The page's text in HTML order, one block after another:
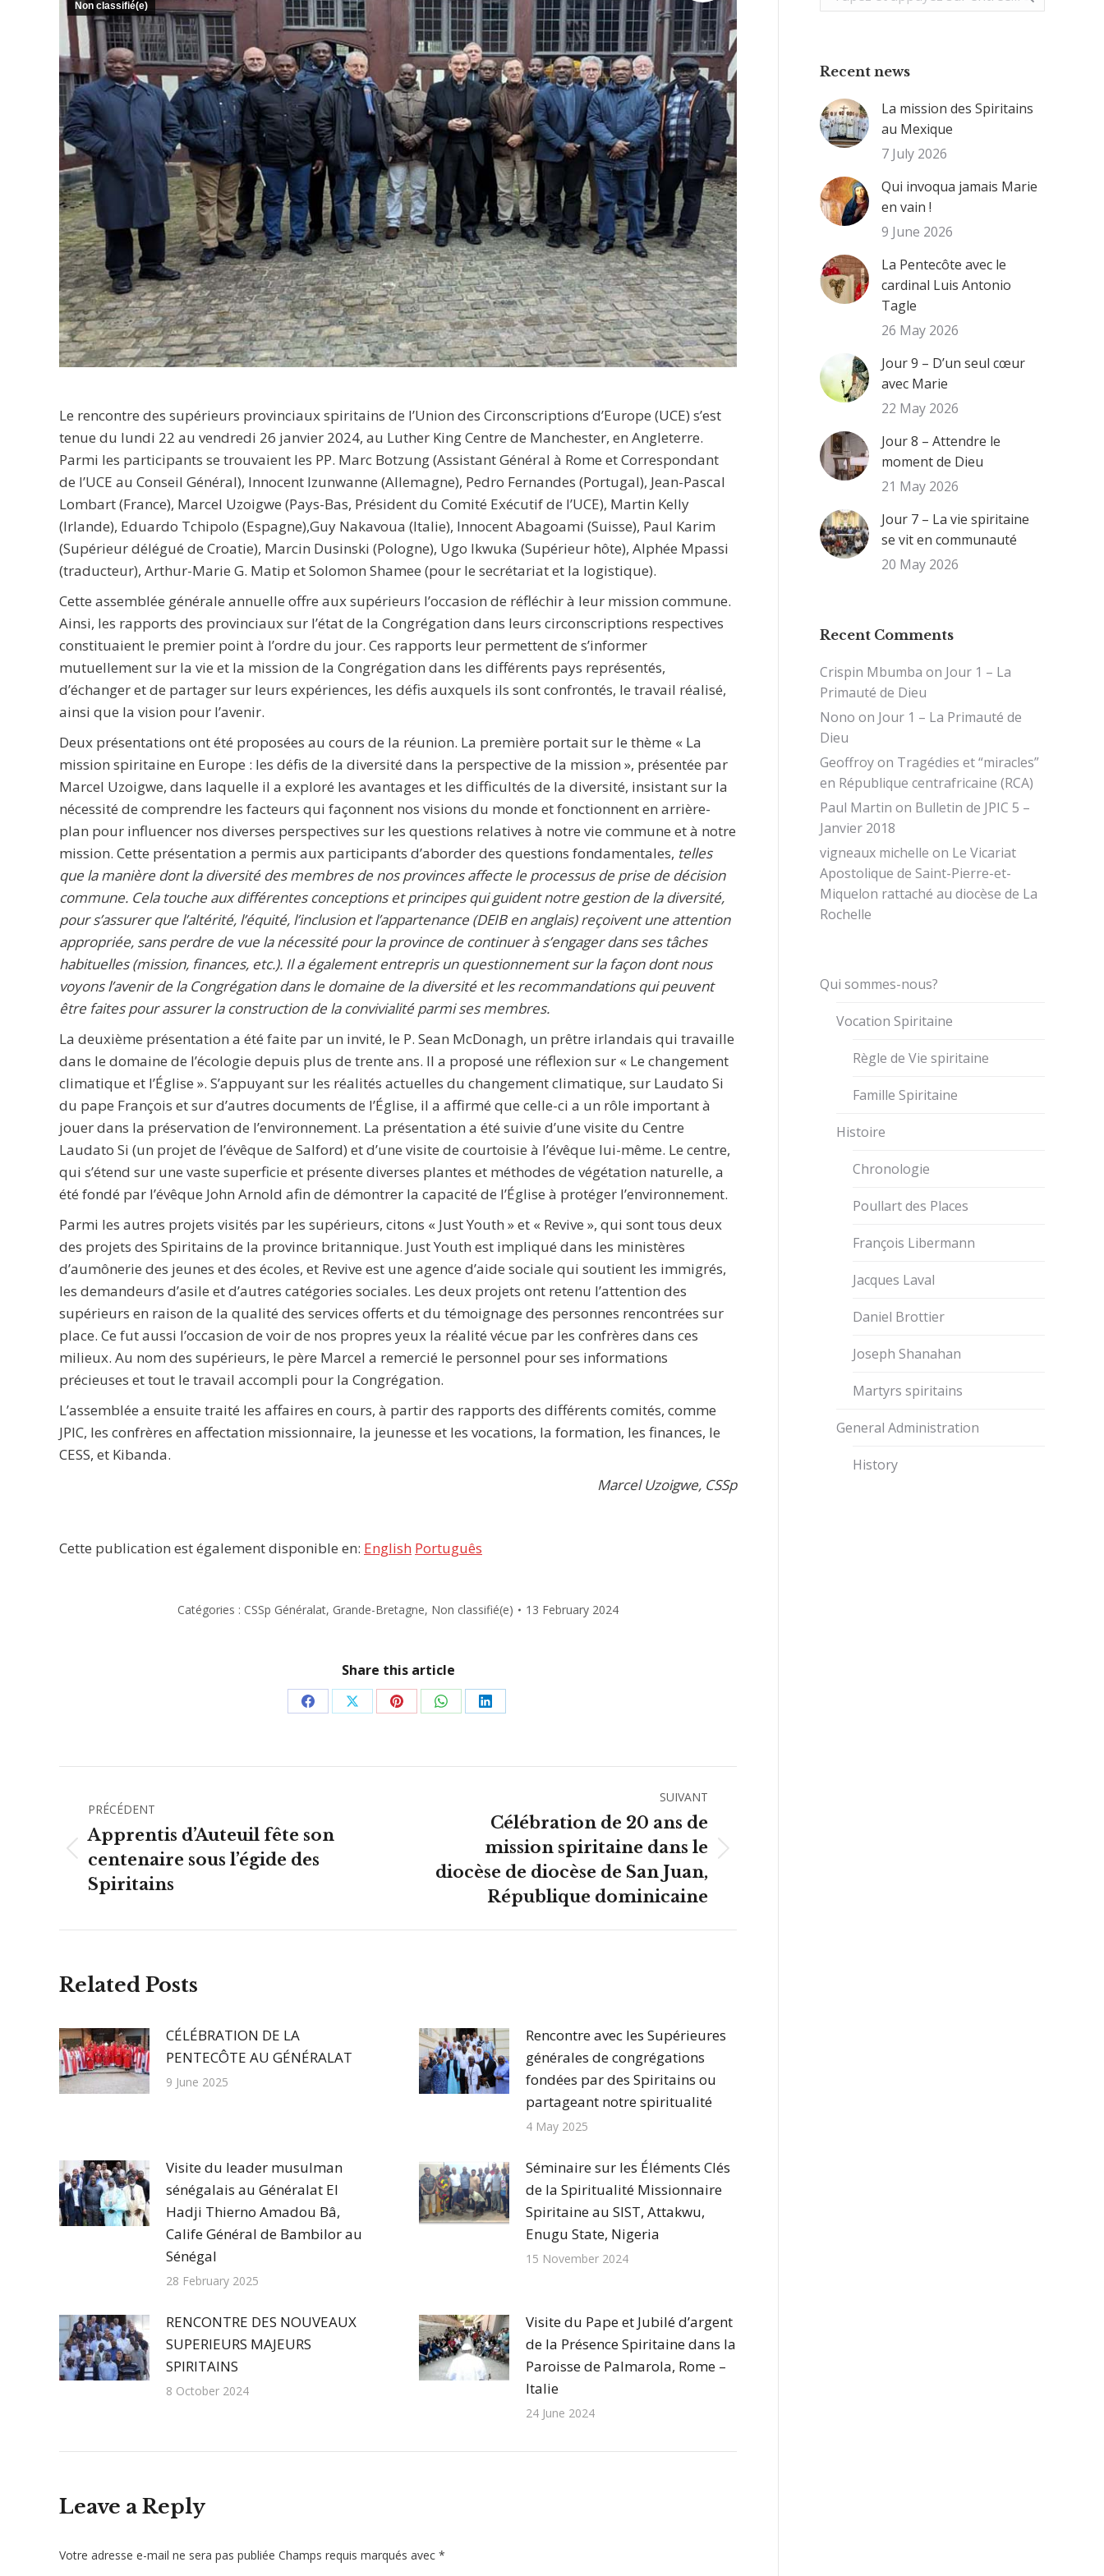
Non classifié(e)
Le rencontre des supérieurs provinciaux spiritains de l’Union des Circonscriptions d’Europe (UCE) s’est
tenue du lundi 22 au vendredi 26 janvier 2024, au Luther King Centre de Manchester, en Angleterre.
Parmi les participants se trouvaient les PP. Marc Botzung (Assistant Général à Rome et Correspondant
de l’UCE au Conseil Général), Innocent Izunwanne (Allemagne), Pedro Fernandes (Portugal), Jean-Pascal
Lombart (France), Marcel Uzoigwe (Pays-Bas, Président du Comité Exécutif de l’UCE), Martin Kelly
(Irlande), Eduardo Tchipolo (Espagne),Guy Nakavoua (Italie), Innocent Abagoami (Suisse), Paul Karim
(Supérieur délégué de Croatie), Marcin Dusinski (Pologne), Ugo Ikwuka (Supérieur hôte), Alphée Mpassi
(traducteur), Arthur-Marie G. Matip et Solomon Shamee (pour le secrétariat et la logistique).
Cette assemblée générale annuelle offre aux supérieurs l’occasion de réfléchir à leur mission commune.
Ainsi, les rapports des provinciaux sur l’état de la Congrégation dans leurs circonscriptions respectives
constituaient le premier point à l’ordre du jour. Ces rapports leur permettent de s’informer
mutuellement sur la vie et la mission de la Congrégation dans les différents pays représentés,
d’échanger et de partager sur leurs expériences, les défis auxquels ils sont confrontés, le travail réalisé,
ainsi que la vision pour l’avenir.
Deux présentations ont été proposées au cours de la réunion. La première portait sur le thème « La
mission spiritaine en Europe : les défis de la diversité dans la perspective de la mission », présentée par
Marcel Uzoigwe, dans laquelle il a exploré les avantages et les difficultés de la diversité, insistant sur la
nécessité de comprendre les facteurs qui façonnent nos visions du monde et fonctionnent en arrière-
plan pour influencer nos diverses perspectives sur les questions relatives à notre vie commune et à notre
mission. Cette présentation a permis aux participants d’aborder des questions fondamentales, telles
que la manière dont la diversité des membres de nos provinces affecte le processus de prise de décision
commune. Cela touche aux différentes conceptions et principes qui guident notre gestion de la diversité,
pour s’assurer que l’altérité, l’équité, l’inclusion et l’appartenance (DEIB en anglais) reçoivent une attention
appropriée, sans perdre de vue la nécessité pour la province de continuer à s’engager dans ses tâches
habituelles (mission, finances, etc.). Il a également entrepris un questionnement sur la façon dont nous
voyons l’avenir de la Congrégation dans le domaine de la diversité et les recommandations qui peuvent
être faites pour assurer la construction de la convivialité parmi ses membres.
La deuxième présentation a été faite par un invité, le P. Sean McDonagh, un prêtre irlandais qui travaille
dans le domaine de l’écologie depuis plus de trente ans. Il a proposé une réflexion sur « Le changement
climatique et l’Église ». S’appuyant sur les réalités actuelles du changement climatique, sur Laudato Si
du pape François et sur d’autres documents de l’Église, il a affirmé que celle-ci a un rôle important à
jouer dans la préservation de l’environnement. La présentation a été suivie d’une visite du Centre
Laudato Si (un projet de l’évêque de Salford) et d’une visite de courtoisie à l’évêque lui-même. Le centre,
qui s’étend sur une vaste superficie et présente diverses plantes et méthodes de végétation naturelle, a
été fondé par l’évêque John Arnold afin de démontrer la capacité de l’Église à protéger l’environnement.
Parmi les autres projets visités par les supérieurs, citons « Just Youth » et « Revive », qui sont tous deux
des projets des Spiritains de la province britannique. Just Youth est impliqué dans les ministères
d’aumônerie des jeunes et des écoles, et Revive est une agence d’aide sociale qui soutient les immigrés,
les demandeurs d’asile et d’autres catégories sociales. Les deux projets ont retenu l’attention des
supérieurs en raison de la qualité des services offerts et du témoignage des personnes rencontrées sur
place. Ce fut aussi l’occasion de voir de nos propres yeux la réalité vécue par les confrères dans ces
milieux. Au nom des supérieurs, le père Marcel a remercié le personnel pour ses informations
précieuses et tout le travail accompli pour la Congrégation.
L’assemblée a ensuite traité les affaires en cours, à partir des rapports des différents comités, comme
JPIC, les confrères en affectation missionnaire, la jeunesse et les vocations, la formation, les finances, le
CESS, et Kibanda.
Marcel Uzoigwe, CSSp
Cette publication est également disponible en: English Português
Catégories : CSSp Généralat, Grande-Bretagne, Non classifié(e) 13 February 2024
Share this article
Partager
Facebook
Partager
X
Partager
Pinterest
Partager
WhatsApp
Partager
LinkedIn
article
PRÉCÉDENT
Article
précédent
Apprentis d’Auteuil fête son
centenaire sous l’égide des
Spiritains
SUIVANT
suivant
Célébration de 20 ans de
mission spiritaine dans le
diocèse de diocèse de San Juan,
République dominicaine
Related Posts
CÉLÉBRATION DE LA
PENTECÔTE AU GÉNÉRALAT
9 June 2025
Rencontre avec les Supérieures
générales de congrégations
fondées par des Spiritains ou
partageant notre spiritualité
4 May 2025
Visite du leader musulman
sénégalais au Généralat El
Hadji Thierno Amadou Bâ,
Calife Général de Bambilor au
Sénégal
28 February 2025
Séminaire sur les Éléments Clés
de la Spiritualité Missionnaire
Spiritaine au SIST, Attakwu,
Enugu State, Nigeria
15 November 2024
RENCONTRE DES NOUVEAUX
SUPERIEURS MAJEURS
SPIRITAINS
8 October 2024
Visite du Pape et Jubilé d’argent
de la Présence Spiritaine dans la
Paroisse de Palmarola, Rome –
Italie
24 June 2024
Leave a Reply
Votre adresse e-mail ne sera pas publiée Champs requis marqués avec *
:
Recent news
La mission des Spiritains
au Mexique
7 July 2026
Qui invoqua jamais Marie
en vain !
9 June 2026
La Pentecôte avec le
cardinal Luis Antonio
Tagle
26 May 2026
Jour 9 – D’un seul cœur
avec Marie
22 May 2026
Jour 8 – Attendre le
moment de Dieu
21 May 2026
Jour 7 – La vie spiritaine
se vit en communauté
20 May 2026
Recent Comments
Crispin Mbumba on Jour 1 – La
Primauté de Dieu
Nono on Jour 1 – La Primauté de
Dieu
Geoffroyon Tragédies et “miracles”
en République centrafricaine (RCA)
Paul Martin on Bulletin de JPIC 5 –
Janvier 2018
vigneaux michelle on Le Vicariat
Apostolique de Saint-Pierre-et-
Miquelon rattaché au diocèse de La
Rochelle
Qui sommes-nous?
Vocation Spiritaine
Règle de Vie spiritaine
Famille Spiritaine
Histoire
Chronologie
Poullart des Places
François Libermann
Jacques Laval
Daniel Brottier
Joseph Shanahan
Martyrs spiritains
General Administration
History